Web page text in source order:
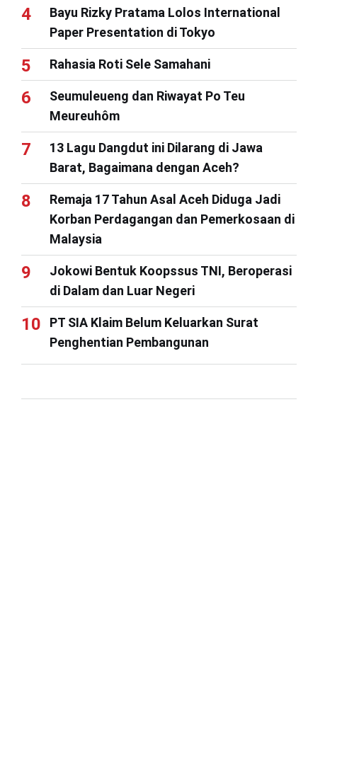
Bayu Rizky Pratama Lolos International
Paper Presentation di Tokyo
Rahasia Roti Sele Samahani
Seumuleueng dan Riwayat Po Teu
Meureuhôm
13 Lagu Dangdut ini Dilarang di Jawa
Barat, Bagaimana dengan Aceh?
Remaja 17 Tahun Asal Aceh Diduga Jadi
Korban Perdagangan dan Pemerkosaan di
Malaysia
Jokowi Bentuk Koopssus TNI, Beroperasi
di Dalam dan Luar Negeri
PT SIA Klaim Belum Keluarkan Surat
Penghentian Pembangunan